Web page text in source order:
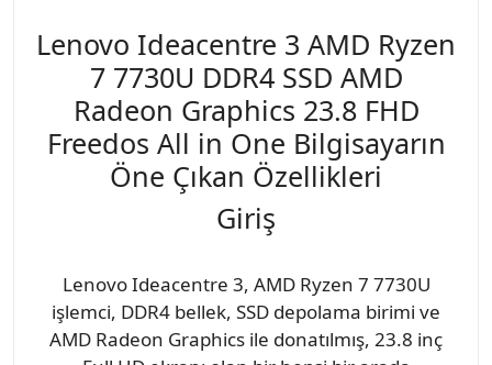
Lenovo Ideacentre 3 AMD Ryzen
7 7730U DDR4 SSD AMD
Radeon Graphics 23.8 FHD
Freedos All in One Bilgisayarın
Öne Çıkan Özellikleri
Giriş
Lenovo Ideacentre 3, AMD Ryzen 7 7730U
işlemci, DDR4 bellek, SSD depolama birimi ve
AMD Radeon Graphics ile donatılmış, 23.8 inç